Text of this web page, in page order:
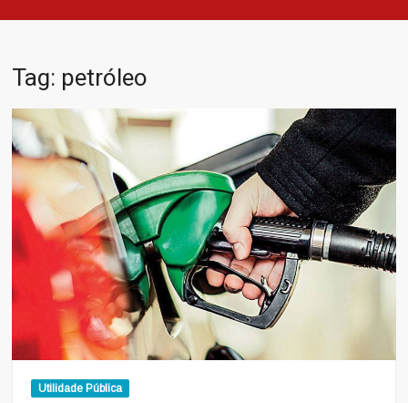
Tag: petróleo
Utilidade Pública